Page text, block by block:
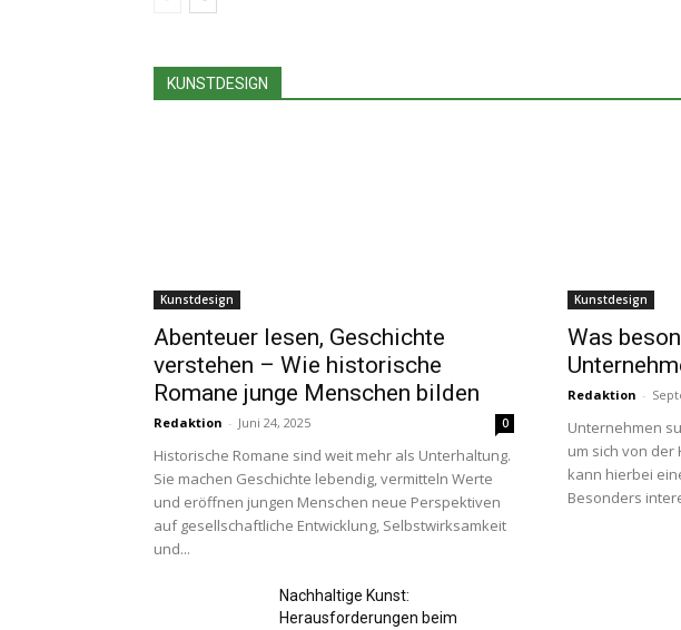
KUNSTDESIGN
Kunstdesign
Abenteuer lesen, Geschichte
verstehen – Wie historische
Romane junge Menschen bilden
Redaktion - Juni 24, 2025 0
Historische Romane sind weit mehr als Unterhaltung.
Sie machen Geschichte lebendig, vermitteln Werte
und eröffnen jungen Menschen neue Perspektiven
auf gesellschaftliche Entwicklung, Selbstwirksamkeit
und...
Kunstdesign
Was
Redaktion -
Unternehmen
um sich von
kann hierbei
Besonders
Nachhaltige Kunst:
Herausforderungen beim